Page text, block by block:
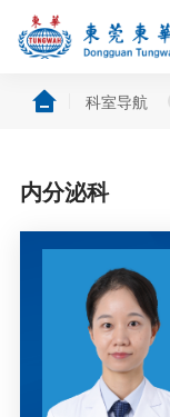
科室导航
内分泌科